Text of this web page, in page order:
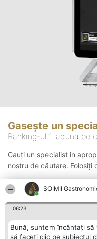
ȘOIMII
06:23
Bună, suntem încântați să
să faceți clic pe subiectul
Gasește un
Ranking-ul îi adună pe
Cauți un specialist in
nostru de căutare. Folosiți